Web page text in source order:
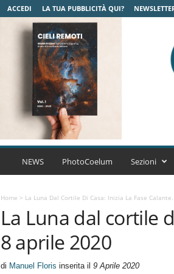
ACCEDI LA TUA PUBBLICITÀ QUI?
C
u
A
r
NEWS PhotoCoelum Sezioni
Home > La Luna Dal Cortile Di Casa: Inizia La Fase
La Luna dal cortile
8 aprile 2020
di Manuel Floris inserita il 9 Aprile 2020